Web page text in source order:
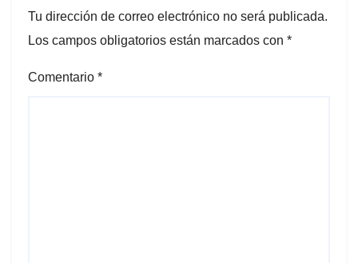
Tu dirección de correo electrónico no será publicada.
Los campos obligatorios están marcados con *
Comentario *